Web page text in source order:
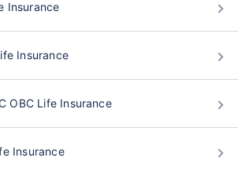
Insurance
Insurance
OBC Life Insurance
Insurance
परिणाम करते
*